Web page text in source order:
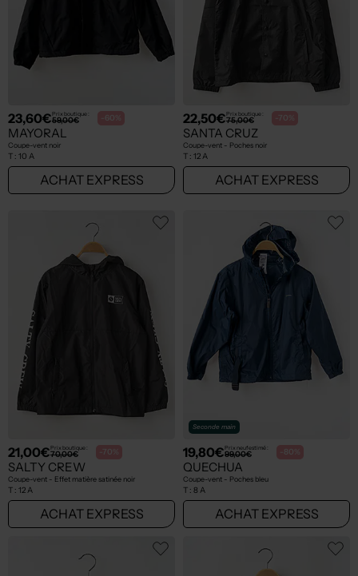
23,60€Prix boutique :
59,00€ -60%
MAYORAL
Coupe-vent noir
T : 10 A
ACHAT EXPRESS
22,50€Prix boutique :
75,00€ -70%
SANTA CRUZ
Coupe-vent - Poches noir
T : 12 A
ACHAT EXPRESS
21,00€Prix boutique :
70,00€ -70%
SALTY CREW
Coupe-vent - Effet matière satinée noir
T : 12 A
ACHAT EXPRESS
Seconde main
19,80€Prix neuf estimé :
99,00€ -80%
QUECHUA
Coupe-vent - Poches bleu
T : 8 A
ACHAT EXPRESS